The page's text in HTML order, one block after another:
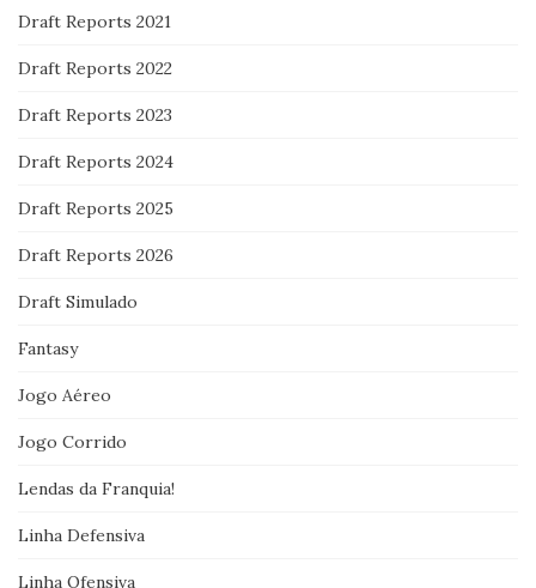
Draft Reports 2021
Draft Reports 2022
Draft Reports 2023
Draft Reports 2024
Draft Reports 2025
Draft Reports 2026
Draft Simulado
Fantasy
Jogo Aéreo
Jogo Corrido
Lendas da Franquia!
Linha Defensiva
Linha Ofensiva